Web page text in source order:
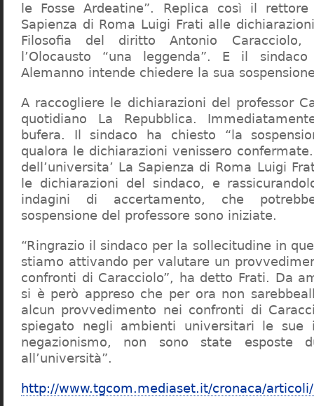
le Fosse Ardeatine”. Replica così il rettore
Sapienza di Roma Luigi Frati alle
Filosofia del diritto Antonio
l’Olocausto “una leggenda”. E il
Alemanno intende chiedere la sua
A raccogliere le dichiarazioni del professor
quotidiano La Repubblica.
bufera. Il sindaco ha chiesto “la
qualora le dichiarazioni venissero
dell’universita’ La Sapienza di Roma Luigi
le dichiarazioni del sindaco, e
indagini di accertamento, che
sospensione del professore sono iniziate.
“Ringrazio il sindaco per la sollecitudine in
stiamo attivando per valutare un
confronti di Caracciolo”, ha detto Frati. Da
si è però appreso che per ora non
alcun provvedimento nei confronti di
spiegato negli ambienti universitari le sue
negazionismo, non sono state esposte
all’università”.
http://www.tgcom.mediaset.it/cronaca/